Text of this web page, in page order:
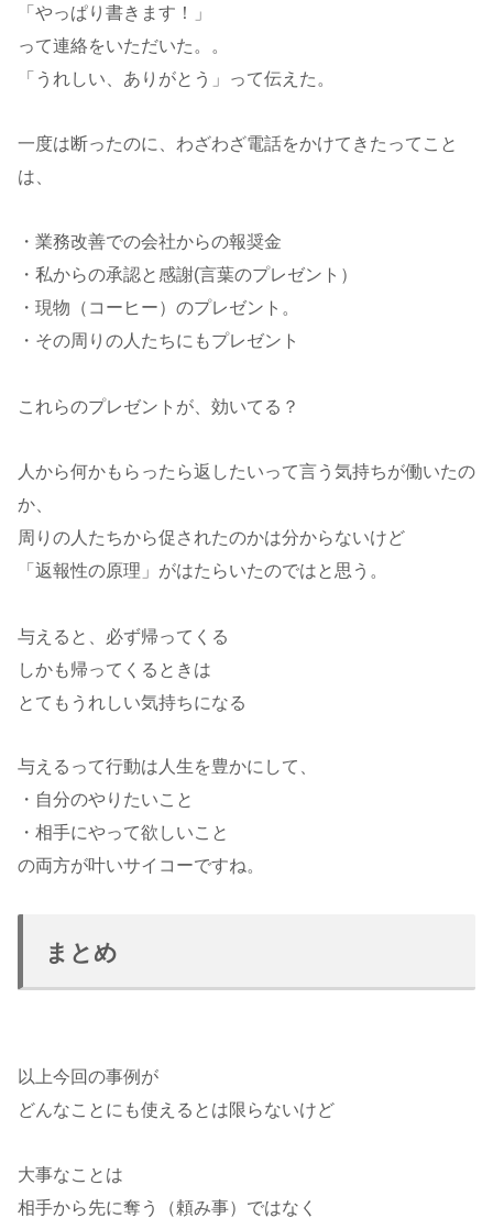
「やっぱり書きます！」
って連絡をいただいた。。
「うれしい、ありがとう」って伝えた。
一度は断ったのに、わざわざ電話をかけてきたってこと
は、
・業務改善での会社からの報奨金
・私からの承認と感謝(言葉のプレゼント）
・現物（コーヒー）のプレゼント。
・その周りの人たちにもプレゼント
これらのプレゼントが、効いてる？
人から何かもらったら返したいって言う気持ちが働いたの
か、
周りの人たちから促されたのかは分からないけど
「返報性の原理」がはたらいたのではと思う。
与えると、必ず帰ってくる
しかも帰ってくるときは
とてもうれしい気持ちになる
与えるって行動は人生を豊かにして、
・自分のやりたいこと
・相手にやって欲しいこと
の両方が叶いサイコーですね。
まとめ
以上今回の事例が
どんなことにも使えるとは限らないけど
大事なことは
相手から先に奪う（頼み事）ではなく